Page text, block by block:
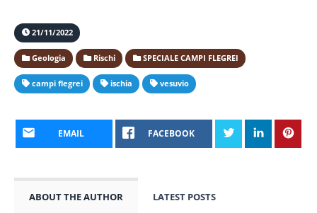
21/11/2022
Geologia Rischi SPECIALE CAMPI FLEGREI
campi flegrei ischia vesuvio
EMAIL FACEBOOK
ABOUT THE AUTHOR LATEST POSTS